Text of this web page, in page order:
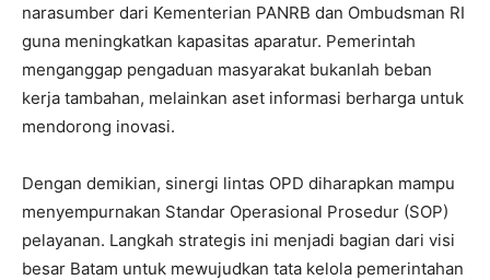
narasumber dari Kementerian PANRB dan Ombudsman RI
guna meningkatkan kapasitas aparatur. Pemerintah
menganggap pengaduan masyarakat bukanlah beban
kerja tambahan, melainkan aset informasi berharga untuk
mendorong inovasi.
Dengan demikian, sinergi lintas OPD diharapkan mampu
menyempurnakan Standar Operasional Prosedur (SOP)
pelayanan. Langkah strategis ini menjadi bagian dari visi
besar Batam untuk mewujudkan tata kelola pemerintahan